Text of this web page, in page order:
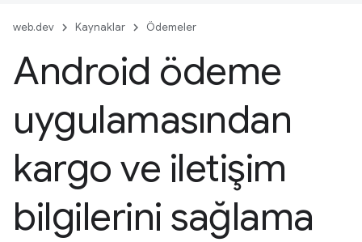
web.dev Kaynaklar Ödemeler
Android ödeme
uygulamasından
kargo ve iletişim
bilgilerini sağlama